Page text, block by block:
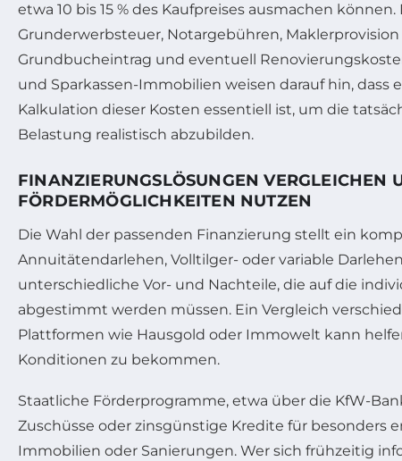
etwa 10 bis 15 % des Kaufpreises ausmachen
Grunderwerbsteuer, Notargebühren, Maklerprovision
Grundbucheintrag und eventuell
und Sparkassen-Immobilien weisen darauf hin, dass
Kalkulation dieser Kosten essentiell ist, um die
Belastung realistisch abzubilden.
FINANZIERUNGSLÖSUNGEN VERGLEICHEN
FÖRDERMÖGLICHKEITEN NUTZEN
Die Wahl der passenden Finanzierung stellt ein
Annuitätendarlehen, Volltilger- oder variable
unterschiedliche Vor- und Nachteile, die auf die
abgestimmt werden müssen. Ein Vergleich
Plattformen wie Hausgold oder Immowelt kann
Konditionen zu bekommen.
Staatliche Förderprogramme, etwa über die KfW-
Zuschüsse oder zinsgünstige Kredite für besonders
Immobilien oder Sanierungen. Wer sich frühzeitig